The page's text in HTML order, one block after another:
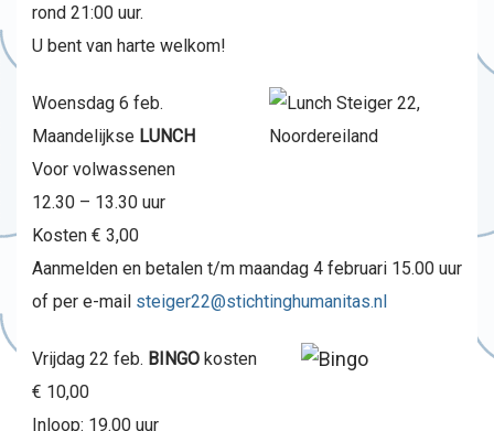
rond 21:00 uur.
U bent van harte welkom!
Woensdag 6 feb.
Maandelijkse LUNCH
Voor volwassenen
12.30 – 13.30 uur
Kosten € 3,00
Aanmelden en betalen t/m maandag 4 februari 15.00 uur
of per e-mail steiger22@stichtinghumanitas.nl
Vrijdag 22 feb. BINGO kosten
€ 10,00
Inloop: 19.00 uur